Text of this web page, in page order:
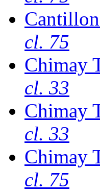
cl. 75
Chimay
cl. 33
Chimay
cl. 33
Chimay
cl. 75